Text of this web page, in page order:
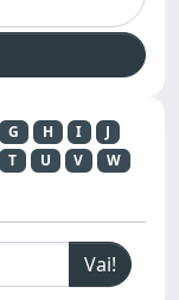
G H I
J
T U V
W